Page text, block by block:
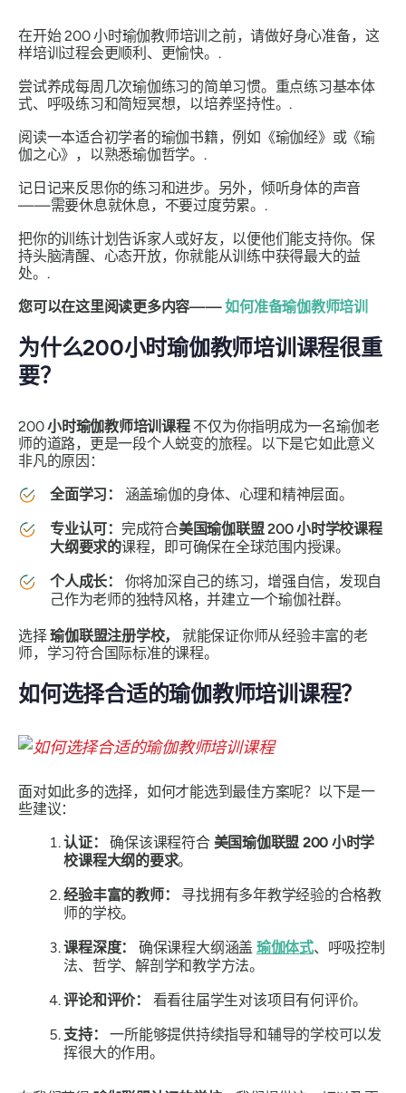
在开始 200 小时瑜伽教师培训之前，请做好身心准备，这
样培训过程会更顺利、更愉快。.
尝试养成每周几次瑜伽练习的简单习惯。重点练习基本体
式、呼吸练习和简短冥想，以培养坚持性。.
阅读一本适合初学者的瑜伽书籍，例如《瑜伽经》或《瑜
伽之心》，以熟悉瑜伽哲学。.
记日记来反思你的练习和进步。另外，倾听身体的声音
——需要休息就休息，不要过度劳累。.
把你的训练计划告诉家人或好友，以便他们能支持你。保
持头脑清醒、心态开放，你就能从训练中获得最大的益
处。.
您可以在这里阅读更多内容——如何准备瑜伽教师培训
为什么200小时瑜伽教师培训课程很重
要？
200小时瑜伽教师培训课程不仅为你指明成为一名瑜伽老
师的道路，更是一段个人蜕变的旅程。以下是它如此意义
非凡的原因：
全面学习：
涵盖瑜伽的身体、心理和精神层面。
专业认可： 完成符合美国瑜伽联盟 200 小时学校课程
大纲要求的课程，即可确保在全球范围内授课。
个人成长：
你将加深自己的练习，增强自信，发现自
己作为老师的独特风格，并建​​立一个瑜伽社群。
选择瑜伽联盟注册学校，
就能保证你师从经验丰富的老
师，学习符合国际标准的课程。
如何选择合适的瑜伽教师培训课程？
面对如此多的选择，如何才能选到最佳方案呢？以下是一
些建议：
认证：
确保该课程符合 美国瑜伽联盟 200 小时学
校课程大纲的要求。
经验丰富的教师：
寻找拥有多年教学经验的合格教
师的学校。
课程深度：
确保课程大纲涵盖 瑜伽体式、呼吸控制
法、哲学、解剖学和教学方法。
评论和评价：
看看往届学生对该项目有何评价。
支持：
一所能够提供持续指导和辅导的学校可以发
挥很大的作用。